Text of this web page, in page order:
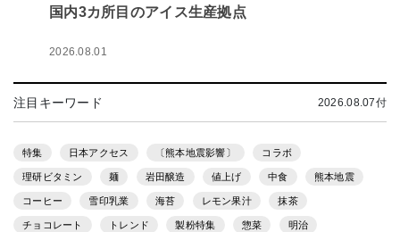
国内3カ所目のアイス生産拠点
2026.08.01
注目キーワード 2026.08.07付
特集 日本アクセス 〔熊本地震影響〕 コラボ
理研ビタミン 麺 岩田醸造 値上げ 中食 熊本地震
コーヒー 雪印乳業 海苔 レモン果汁 抹茶
チョコレート トレンド 製粉特集 惣菜 明治